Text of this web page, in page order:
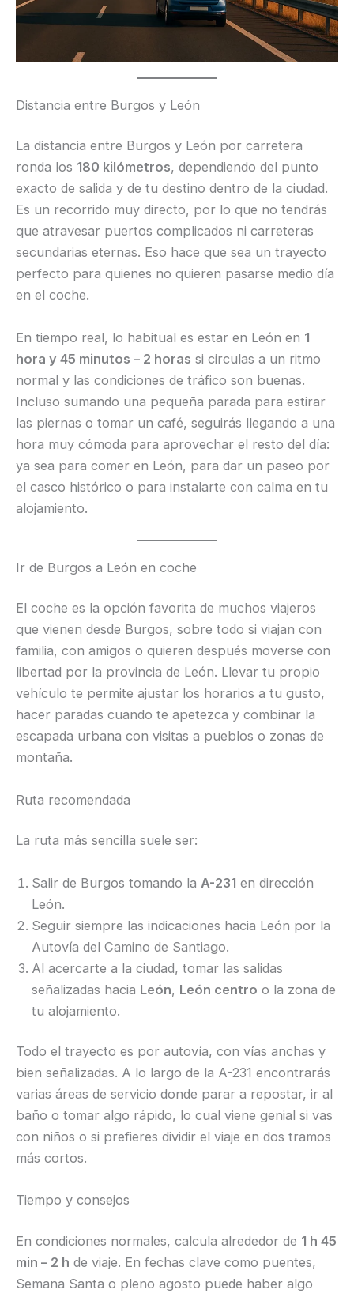
Distancia entre Burgos y León
La distancia entre Burgos y León por carretera
ronda los 180 kilómetros, dependiendo del punto
exacto de salida y de tu destino dentro de la ciudad.
Es un recorrido muy directo, por lo que no tendrás
que atravesar puertos complicados ni carreteras
secundarias eternas. Eso hace que sea un trayecto
perfecto para quienes no quieren pasarse medio día
en el coche.
En tiempo real, lo habitual es estar en León en 1
hora y 45 minutos – 2 horas si circulas a un ritmo
normal y las condiciones de tráfico son buenas.
Incluso sumando una pequeña parada para estirar
las piernas o tomar un café, seguirás llegando a una
hora muy cómoda para aprovechar el resto del día:
ya sea para comer en León, para dar un paseo por
el casco histórico o para instalarte con calma en tu
alojamiento.
Ir de Burgos a León en coche
El coche es la opción favorita de muchos viajeros
que vienen desde Burgos, sobre todo si viajan con
familia, con amigos o quieren después moverse con
libertad por la provincia de León. Llevar tu propio
vehículo te permite ajustar los horarios a tu gusto,
hacer paradas cuando te apetezca y combinar la
escapada urbana con visitas a pueblos o zonas de
montaña.
Ruta recomendada
La ruta más sencilla suele ser:
Salir de Burgos tomando la A-231 en dirección
León.
Seguir siempre las indicaciones hacia León por la
Autovía del Camino de Santiago.
Al acercarte a la ciudad, tomar las salidas
señalizadas hacia León, León centro o la zona de
tu alojamiento.
Todo el trayecto es por autovía, con vías anchas y
bien señalizadas. A lo largo de la A-231 encontrarás
varias áreas de servicio donde parar a repostar, ir al
baño o tomar algo rápido, lo cual viene genial si vas
con niños o si prefieres dividir el viaje en dos tramos
más cortos.
Tiempo y consejos
En condiciones normales, calcula alrededor de 1 h 45
min – 2 h de viaje. En fechas clave como puentes,
Semana Santa o pleno agosto puede haber algo